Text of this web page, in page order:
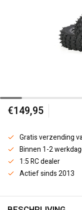
€149,95
Gratis verzending
Binnen 1-2
1:5 RC dealer
Actief sinds 2013